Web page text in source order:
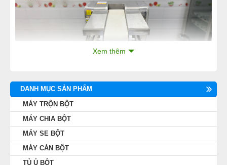
Năng suất cao
Máy se bột mì 2 băng tải có năng suất cao,
hoạt động với 1 motor công suất lớn
Xem thêm
DANH MỤC SẢN PHẨM
MÁY TRỘN BỘT
MÁY CHIA BỘT
MÁY SE BỘT
MÁY CÁN BỘT
TỦ Ủ BỘT